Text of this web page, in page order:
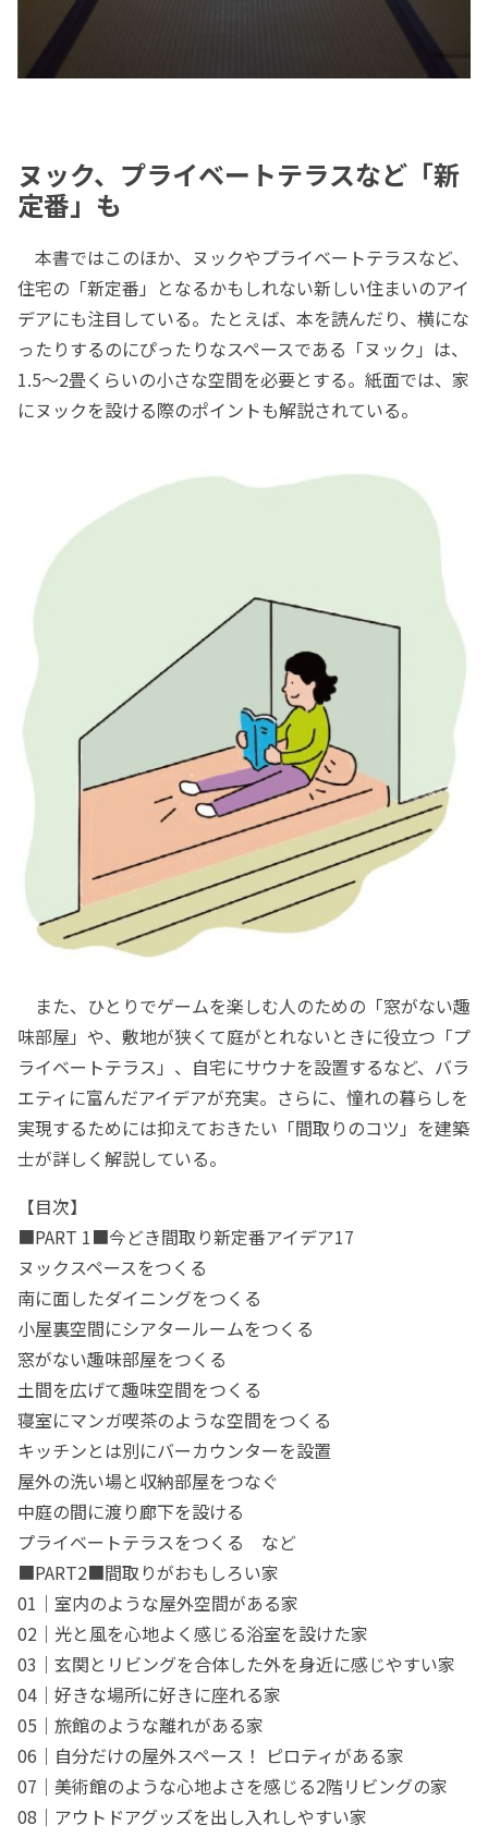
ヌック、プライベートテラスなど「新
定番」も
本書ではこのほか、ヌックやプライベートテラスなど、
住宅の「新定番」となるかもしれない新しい住まいのアイ
デアにも注目している。たとえば、本を読んだり、横にな
ったりするのにぴったりなスペースである「ヌック」は、
1.5～2畳くらいの小さな空間を必要とする。紙面では、家
にヌックを設ける際のポイントも解説されている。
また、ひとりでゲームを楽しむ人のための「窓がない趣
味部屋」や、敷地が狭くて庭がとれないときに役立つ「プ
ライベートテラス」、自宅にサウナを設置するなど、バラ
エティに富んだアイデアが充実。さらに、憧れの暮らしを
実現するためには抑えておきたい「間取りのコツ」を建築
士が詳しく解説している。
【目次】
■PART 1■今どき間取り新定番アイデア17
ヌックスペースをつくる
南に面したダイニングをつくる
小屋裏空間にシアタールームをつくる
窓がない趣味部屋をつくる
土間を広げて趣味空間をつくる
寝室にマンガ喫茶のような空間をつくる
キッチンとは別にバーカウンターを設置
屋外の洗い場と収納部屋をつなぐ
中庭の間に渡り廊下を設ける
プライベートテラスをつくる など
■PART2■間取りがおもしろい家
01｜室内のような屋外空間がある家
02｜光と風を心地よく感じる浴室を設けた家
03｜玄関とリビングを合体した外を身近に感じやすい家
04｜好きな場所に好きに座れる家
05｜旅館のような離れがある家
06｜自分だけの屋外スペース！ ピロティがある家
07｜美術館のような心地よさを感じる2階リビングの家
08｜アウトドアグッズを出し入れしやすい家